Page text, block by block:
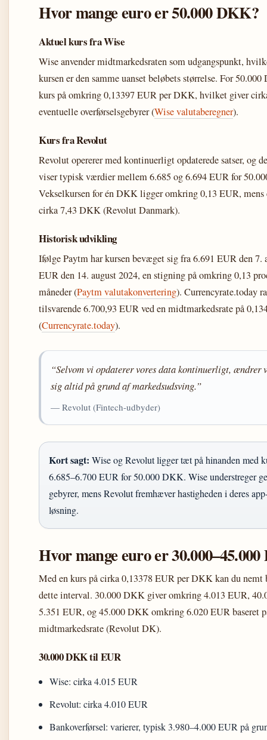
Hvor mange euro er 50.000 DKK?
Aktuel kurs fra Wise
Wise anvender midtmarkedsraten som udgangspunkt,
kursen er den samme uanset beløbets størrelse. For
kurs på omkring 0,13397 EUR per DKK, hvilket giver
eventuelle overførselsgebyrer (Wise valutaberegner).
Kurs fra Revolut
Revolut opererer med kontinuerligt opdaterede satser, og
viser typisk værdier mellem 6.685 og 6.694 EUR for
Vekselkursen for én DKK ligger omkring 0,13 EUR,
cirka 7,43 DKK (Revolut Danmark).
Historisk udvikling
Ifølge Paytm har kursen bevæget sig fra 6.691 EUR den
EUR den 14. august 2024, en stigning på omkring 0,13
måneder (Paytm valutakonvertering). Currencyrate.today
tilsvarende 6.700,93 EUR ved en midtmarkedsrate på
(Currencyrate.today).
“Selvom vi opdaterer vores data kontinuerligt, ændrer
sig altid på grund af markedsudsving.”
— Revolut (Fintech-udbyder)
Kort sagt: Wise og Revolut ligger tæt på hinanden med
6.685–6.700 EUR for 50.000 DKK. Wise understreger
gebyrer, mens Revolut fremhæver hastigheden i deres
løsning.
Hvor mange euro er
Med en kurs på cirka 0,13378 EUR per DKK kan du nemt
dette interval. 30.000 DKK giver omkring 4.013 EUR,
5.351 EUR, og 45.000 DKK omkring 6.020 EUR baseret
midtmarkedsrate (Revolut DK).
30.000 DKK til EUR
Wise: cirka 4.015 EUR
Revolut: cirka 4.010 EUR
Bankoverførsel: varierer, typisk 3.980–4.000 EUR på